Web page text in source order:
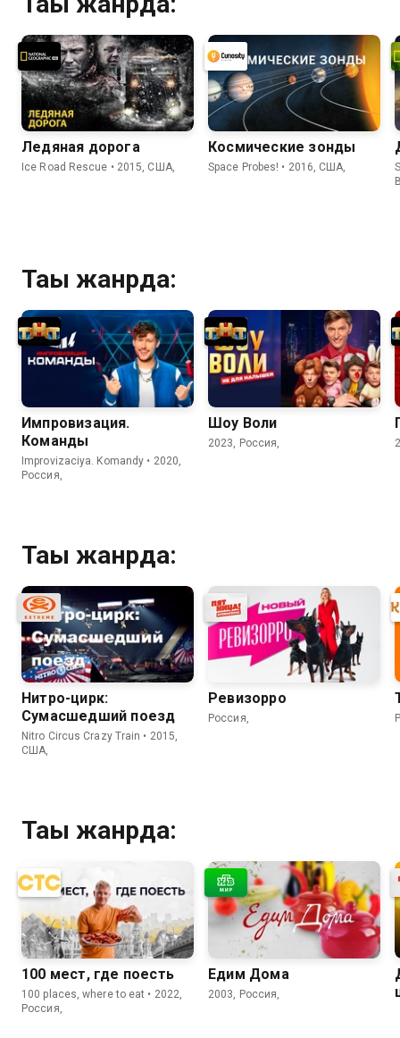
Ледяная дорога
Ice Road Rescue • 2015, США,
Космические зонды
Space Probes! • 2016, США,
Тағы жанрда:
Импровизация.
Команды
Improvizaciya. Komandy • 2020,
Россия,
Шоу Воли
2023, Россия,
Тағы жанрда:
Нитро-цирк:
Сумасшедший поезд
Nitro Circus Crazy Train • 2015,
США,
Ревизорро
Россия,
Тағы жанрда:
100 мест, где поесть
100 places, where to eat • 2022,
Россия,
Едим Дома
2003, Россия,